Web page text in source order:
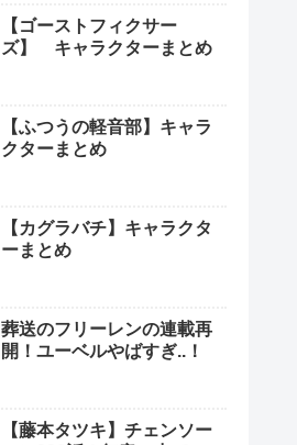
【ゴーストフィクサー
ズ】 キャラクターまとめ
【ふつうの軽音部】キャラ
クターまとめ
【カグラバチ】キャラクタ
ーまとめ
葬送のフリーレンの連載再
開！ユーベルやばすぎ..！
【藤本タツキ】チェンソー